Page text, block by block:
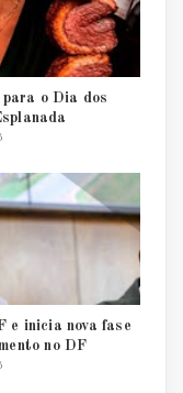
o Dia dos
e inicia nova fase
no DF